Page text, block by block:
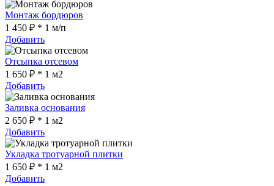
Монтаж бордюров
1 450 ₽ * 1 м/п
Добавить
Отсыпка отсевом
1 650 ₽ * 1 м2
Добавить
Заливка основания
2 650 ₽ * 1 м2
Добавить
Укладка тротуарной плитки
1 650 ₽ * 1 м2
Добавить